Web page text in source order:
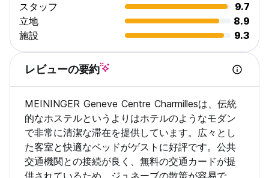
スタッフ
9.7
立地
8.9
施設
9.3
レビューの要約
MEININGER Geneve Centre Charmillesは、伝統
的なホステルというよりはホテルのようなモダン
で非常に清潔な滞在を提供しています。広々とし
た客室と快適なベッドがゲストに好評です。公共
交通機関との接続が良く、無料の交通カードが提